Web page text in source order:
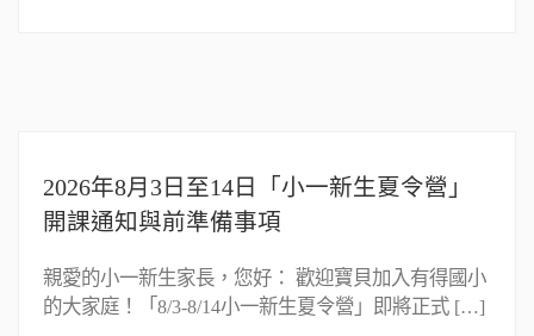
2026年8月3日至14日「小一新生夏令營」
開課通知與前準備事項
親愛的小一新生家長，您好： 歡迎寶貝加入有得國小
的大家庭！「8/3-8/14小一新生夏令營」即將正式 […]